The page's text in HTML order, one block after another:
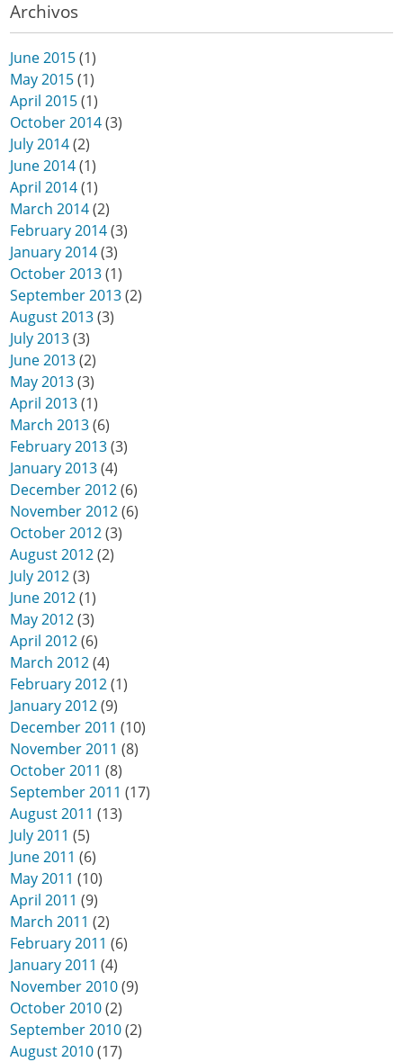
Archivos
June 2015(1)
May 2015(1)
April 2015(1)
October 2014(3)
July 2014(2)
June 2014(1)
April 2014(1)
March 2014(2)
February 2014(3)
January 2014(3)
October 2013(1)
September 2013(2)
August 2013(3)
July 2013(3)
June 2013(2)
May 2013(3)
April 2013(1)
March 2013(6)
February 2013(3)
January 2013(4)
December 2012(6)
November 2012(6)
October 2012(3)
August 2012(2)
July 2012(3)
June 2012(1)
May 2012(3)
April 2012(6)
March 2012(4)
February 2012(1)
January 2012(9)
December 2011 (10)
November 2011 (8)
October 2011 (8)
September 2011 (17)
August 2011 (13)
July 2011 (5)
June 2011 (6)
May 2011 (10)
April 2011 (9)
March 2011 (2)
February 2011 (6)
January 2011 (4)
November 2010(9)
October 2010(2)
September 2010(2)
August 2010(17)